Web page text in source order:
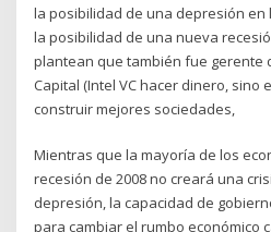
la posibilidad de una depresión en
la posibilidad de una nueva
plantean que también fue gerente
Capital (Intel VC hacer dinero, sino
construir mejores sociedades,
Mientras que la mayoría de los
recesión de 2008 no creará una
depresión, la capacidad de
para cambiar el rumbo económico